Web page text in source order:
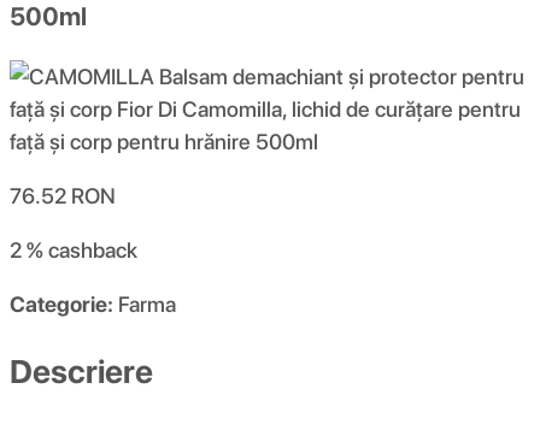
500ml
76.52 RON
2 %cashback
Categorie: Farma
Descriere